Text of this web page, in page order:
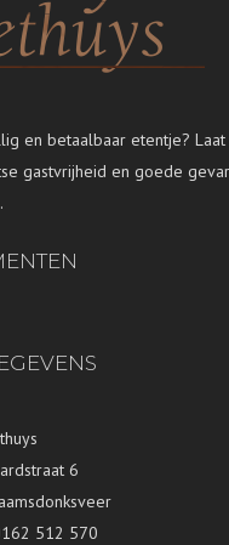
en betaalbaar etentje? Laat
gastvrijheid en goede
6
512 570